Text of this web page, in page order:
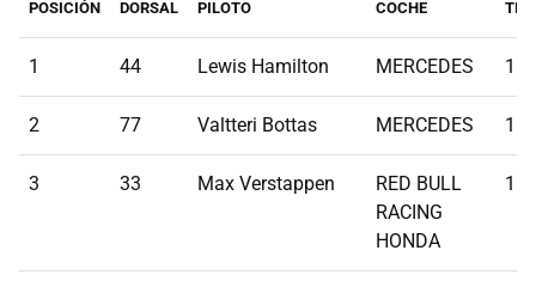
POSICIÓN DORSAL PILOTO COCHE
1 44 Lewis Hamilton MERCEDES
2 77 Valtteri Bottas MERCEDES
3 33 Max Verstappen
RED BULL
RACING
HONDA